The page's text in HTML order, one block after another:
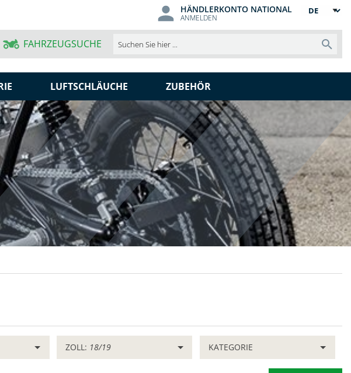
Sprache
HÄNDLERKONTO NATIONAL
ANMELDEN
FAHRZEUGSUCHE
LUFTSCHLÄUCHE ZUBEHÖR
ZOLL: 18/19 KATEGORIE